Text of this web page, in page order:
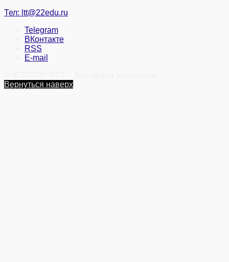
Тел: ltt@22edu.ru
Telegram
ВКонтакте
RSS
E-mail
Вернуться наверх